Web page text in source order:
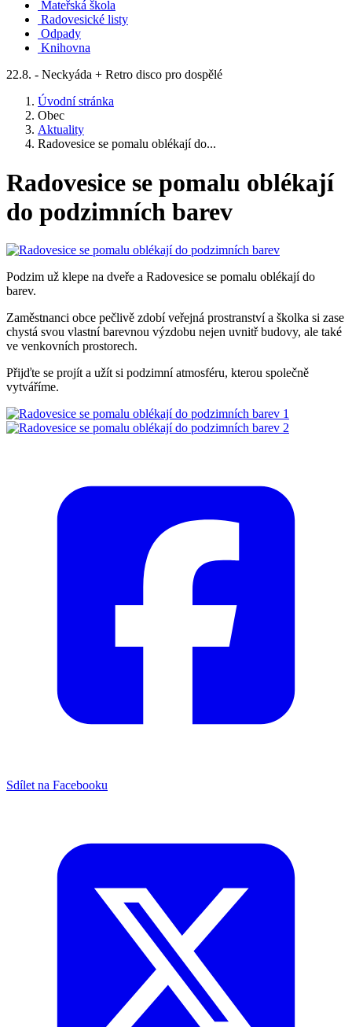
Mateřská škola
Radovesické listy
Odpady
Knihovna
22.8. - Neckyáda + Retro disco pro dospělé
Úvodní stránka
Obec
Aktuality
Radovesice se pomalu oblékají do...
Radovesice se pomalu oblékají
do podzimních barev
Podzim už klepe na dveře a Radovesice se pomalu oblékají do
barev.
Zaměstnanci obce pečlivě zdobí veřejná prostranství a školka si zase
chystá svou vlastní barevnou výzdobu nejen uvnitř budovy, ale také
ve venkovních prostorech.
Přijďte se projít a užít si podzimní atmosféru, kterou společně
vytváříme.
Sdílet na Facebooku